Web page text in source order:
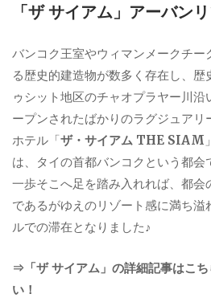
「ザ サイアム」アーバン
バンコク王室やウィマンメークチー
る歴史的建造物が数多く存在し、歴
ゥシット地区のチャオプラヤー川沿
ープンされたばかりのラグジュアリ
ホテル「ザ・サイアム THE SIAM
は、タイの首都バンコクという都会
一歩そこへ足を踏み入れれば、都会
であるがゆえのリゾート感に満ち
ルでの滞在となりました♪
⇒「ザ サイアム」の詳細記事はこ
い！